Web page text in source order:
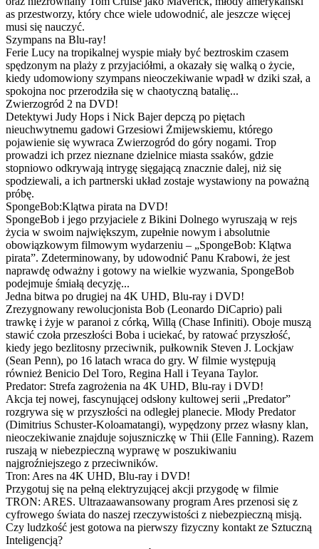
as przestworzy, który chce wiele udowodnić, ale jeszcze więcej
musi się nauczyć.
Szympans na Blu-ray!
Ferie Lucy na tropikalnej wyspie miały być beztroskim czasem
spędzonym na plaży z przyjaciółmi, a okazały się walką o życie,
kiedy udomowiony szympans nieoczekiwanie wpadł w dziki szał, a
spokojna noc przerodziła się w chaotyczną batalię...
Zwierzogród 2 na DVD!
Detektywi Judy Hops i Nick Bajer depczą po piętach
nieuchwytnemu gadowi Grzesiowi Żmijewskiemu, którego
pojawienie się wywraca Zwierzogród do góry nogami. Trop
prowadzi ich przez nieznane dzielnice miasta ssaków, gdzie
stopniowo odkrywają intrygę sięgającą znacznie dalej, niż się
spodziewali, a ich partnerski układ zostaje wystawiony na poważną
próbę.
SpongeBob:Klątwa pirata na DVD!
SpongeBob i jego przyjaciele z Bikini Dolnego wyruszają w rejs
życia w swoim największym, zupełnie nowym i absolutnie
obowiązkowym filmowym wydarzeniu – „SpongeBob: Klątwa
pirata”. Zdeterminowany, by udowodnić Panu Krabowi, że jest
naprawdę odważny i gotowy na wielkie wyzwania, SpongeBob
podejmuje śmiałą decyzję...
Jedna bitwa po drugiej na 4K UHD, Blu-ray i DVD!
Zrezygnowany rewolucjonista Bob (Leonardo DiCaprio) pali
trawkę i żyje w paranoi z córką, Willą (Chase Infiniti). Oboje muszą
stawić czoła przeszłości Boba i uciekać, by ratować przyszłość,
kiedy jego bezlitosny przeciwnik, pułkownik Steven J. Lockjaw
(Sean Penn), po 16 latach wraca do gry. W filmie występują
również Benicio Del Toro, Regina Hall i Teyana Taylor.
Predator: Strefa zagrożenia na 4K UHD, Blu-ray i DVD!
Akcja tej nowej, fascynującej odsłony kultowej serii „Predator”
rozgrywa się w przyszłości na odległej planecie. Młody Predator
(Dimitrius Schuster-Koloamatangi), wypędzony przez własny klan,
nieoczekiwanie znajduje sojuszniczkę w Thii (Elle Fanning). Razem
ruszają w niebezpieczną wyprawę w poszukiwaniu
najgroźniejszego z przeciwników.
Tron: Ares na 4K UHD, Blu-ray i DVD!
Przygotuj się na pełną elektryzującej akcji przygodę w filmie
TRON: ARES. Ultrazaawansowany program Ares przenosi się z
cyfrowego świata do naszej rzeczywistości z niebezpieczną misją.
Czy ludzkość jest gotowa na pierwszy fizyczny kontakt ze Sztuczną
Inteligencją?